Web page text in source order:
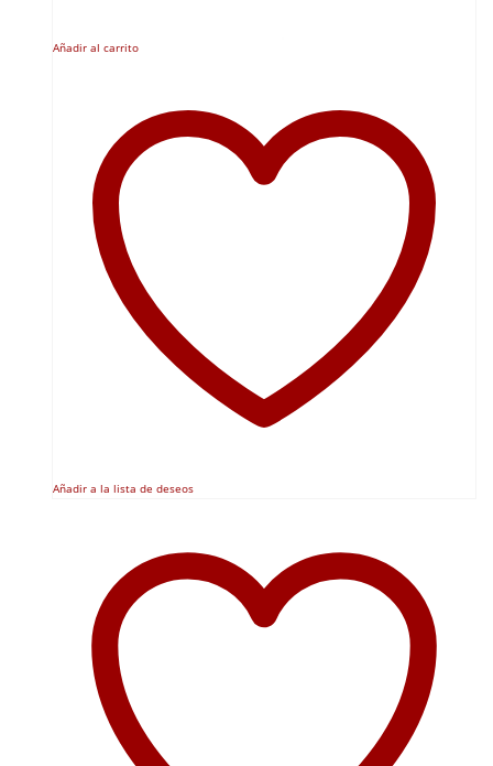
Añadir al carrito
Añadir a la lista de deseos